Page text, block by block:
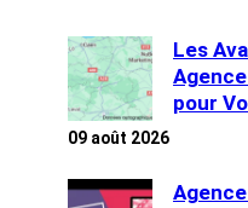
Les
pour
09 août 2026